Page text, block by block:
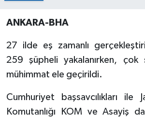
ANKARA-BHA
27 ilde eş zamanlı
259 şüpheli yakalanırken, çok
mühimmat ele geçirildi.
Cumhuriyet başsavcılıkları ile
Komutanlığı KOM ve Asayiş